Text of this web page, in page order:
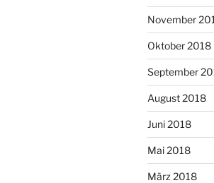
November
Oktober 2018
September
August 2018
Juni 2018
Mai 2018
März 2018